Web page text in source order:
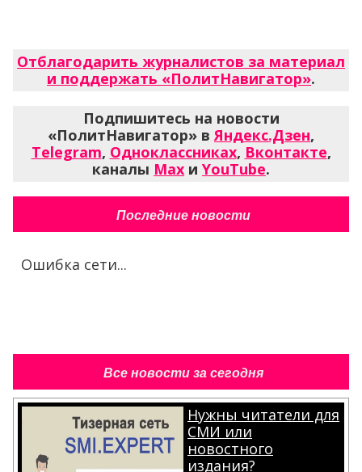
Отблагодарить журналистов за материал
и поддержать «ПолитНавигатор».
Подпишитесь на новости
«ПолитНавигатор» вЯндекс.Дзен,
Telegram, Одноклассниках, Вконтакте,
каналы Max и YouTube.
Последние новости
Ошибка сети...
Все новости за сегодня
Нужны читатели для
СМИ или
новостного
издания?